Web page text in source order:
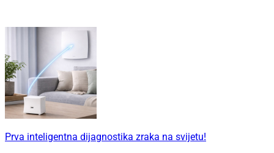
Prva inteligentna dijagnostika zraka na svijetu!